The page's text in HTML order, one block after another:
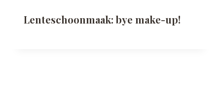
Lenteschoonmaak: bye make-up!